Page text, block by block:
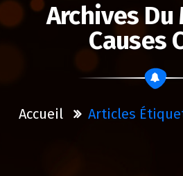
Archives Du
Causes
Accueil Articles